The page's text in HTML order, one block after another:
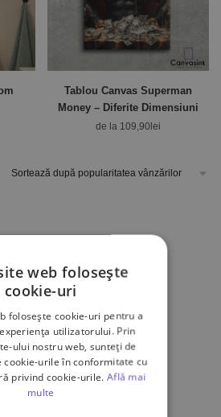
Tablou Canvas Superman
Money – Diferite Dimensiuni
de la 109,90 lei
web folosește
cookie-uri
folosește cookie-uri pentru a
utilizatorului. Prin
ului nostru web, sunteți de
cookie-urile în conformitate cu
privind cookie-urile.Află mai
multe